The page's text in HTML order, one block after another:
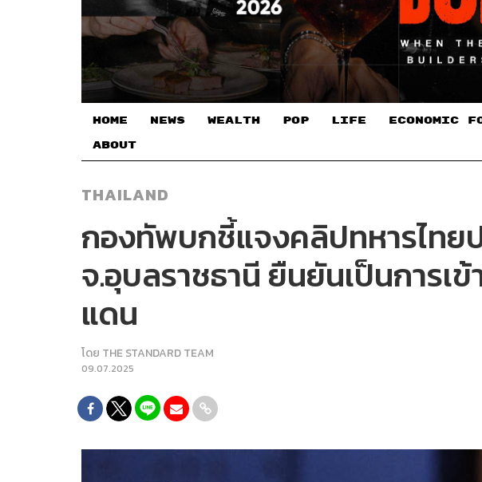
HOME NEWS WEALTH POP LIFE ECONOMIC
ABOUT
THAILAND
กองทัพบกชี้แจงคลิปทหารไทย
จ.อุบลราชธานี ยืนยันเป็นการเ
แดน
โดย THE STANDARD TEAM
09.07.2025